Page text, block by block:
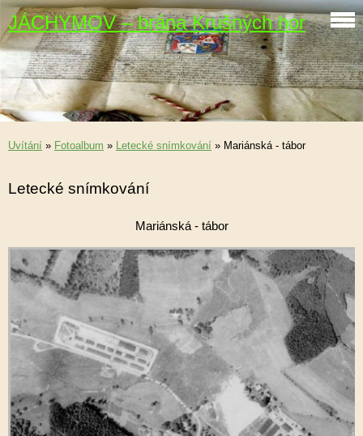
JÁCHYMOV – brána Krušných hor
Uvítání » Fotoalbum » Letecké snímkování » Mariánská - tábor
Letecké snímkování
Mariánská - tábor